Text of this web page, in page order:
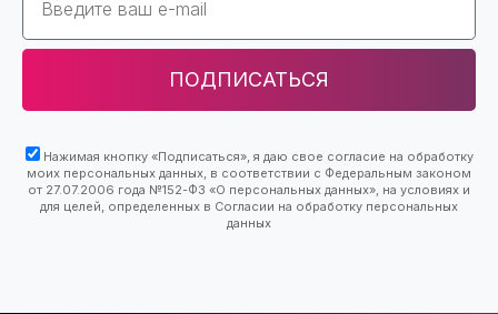
ПОДПИСАТЬСЯ
Нажимая кнопку «Подписаться», я даю свое согласие на обработку
моих персональных данных, в соответствии с Федеральным законом
от 27.07.2006 года №152-ФЗ «О персональных данных», на условиях и
для целей, определенных в Согласии на обработку персональных
данных